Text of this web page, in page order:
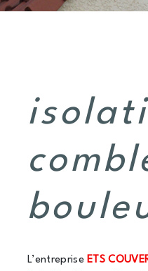
L’entrepriseETS